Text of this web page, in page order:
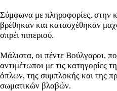
Σύμφωνα με πληροφορίες, στην
βρέθηκαν και κατασχέθηκαν
σπρέι πιπεριού.
Μάλιστα, οι πέντε Βούλγαροι,
αντιμέτωποι με τις κατηγορίες
όπλων, της συμπλοκής και της
σωματικών βλαβών.